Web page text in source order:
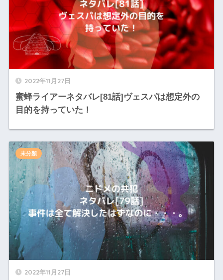
2022年11月27日
蜜蜂ライアーネタバレ[81話]ヴェスパは想定外の
目的を持っていた！
2022年11月27日
未分類